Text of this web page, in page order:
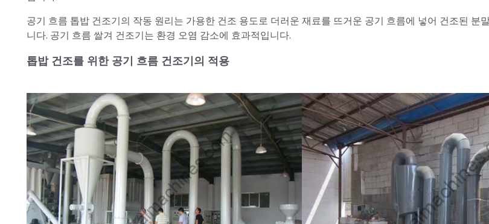
공기 흐름 톱밥 건조기의 작동 원리는 가용한 건조 용도로 더러운 재료를 뜨거운 공기 흐름에 넣어 건조된 분
니다. 공기 흐름 쌀겨 건조기는 환경 오염 감소에 효과적입니다.
톱밥 건조를 위한 공기 흐름 건조기의 적용